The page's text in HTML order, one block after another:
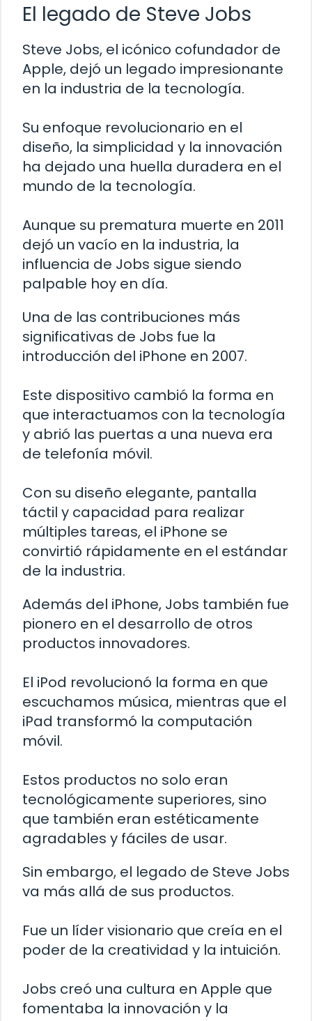
El legado de Steve Jobs
Steve Jobs, el icónico cofundador de
Apple, dejó un legado impresionante
en la industria de la tecnología.
Su enfoque revolucionario en el
diseño, la simplicidad y la innovación
ha dejado una huella duradera en el
mundo de la tecnología.
Aunque su prematura muerte en 2011
dejó un vacío en la industria, la
influencia de Jobs sigue siendo
palpable hoy en día.
Una de las contribuciones más
significativas de Jobs fue la
introducción del iPhone en 2007.
Este dispositivo cambió la forma en
que interactuamos con la tecnología
y abrió las puertas a una nueva era
de telefonía móvil.
Con su diseño elegante, pantalla
táctil y capacidad para realizar
múltiples tareas, el iPhone se
convirtió rápidamente en el estándar
de la industria.
Además del iPhone, Jobs también fue
pionero en el desarrollo de otros
productos innovadores.
El iPod revolucionó la forma en que
escuchamos música, mientras que el
iPad transformó la computación
móvil.
Estos productos no solo eran
tecnológicamente superiores, sino
que también eran estéticamente
agradables y fáciles de usar.
Sin embargo, el legado de Steve Jobs
va más allá de sus productos.
Fue un líder visionario que creía en el
poder de la creatividad y la intuición.
Jobs creó una cultura en Apple que
fomentaba la innovación y la